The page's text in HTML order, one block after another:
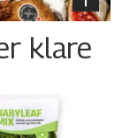
klare